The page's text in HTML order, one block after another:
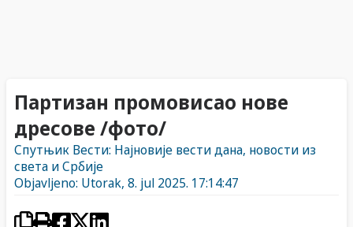
Партизан промовисао нове
дресове /фото/
Спутњик Вести: Најновије вести дана, новости из
света и Србије
Objavljeno: Utorak, 8. jul 2025. 17:14:47